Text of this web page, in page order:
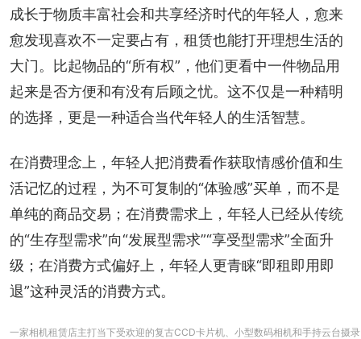
成长于物质丰富社会和共享经济时代的年轻人，愈来
愈发现喜欢不一定要占有，租赁也能打开理想生活的
大门。比起物品的“所有权”，他们更看中一件物品用
起来是否方便和有没有后顾之忧。这不仅是一种精明
的选择，更是一种适合当代年轻人的生活智慧。
在消费理念上，年轻人把消费看作获取情感价值和生
活记忆的过程，为不可复制的“体验感”买单，而不是
单纯的商品交易；在消费需求上，年轻人已经从传统
的“生存型需求”向“发展型需求”“享受型需求”全面升
级；在消费方式偏好上，年轻人更青睐“即租即用即
退”这种灵活的消费方式。
一家相机租赁店主打当下受欢迎的复古CCD卡片机、小型数码相机和手持云台摄录